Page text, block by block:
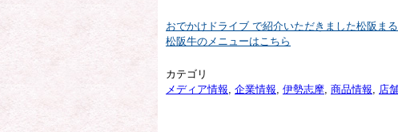
おでかけドライブ で紹介いただきました松阪ま
松阪牛のメニューはこちら
カテゴリ
メディア情報, 企業情報, 伊勢志摩, 商品情報, 店